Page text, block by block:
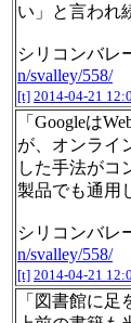
い」と言われ
シリコンバレ
n/svalley/558/
[t] 2014-04-21
「Googleは
が、オンライ
した手法がコ
製品でも通用
シリコンバレ
n/svalley/558/
[t] 2014-04-21
「図書館に